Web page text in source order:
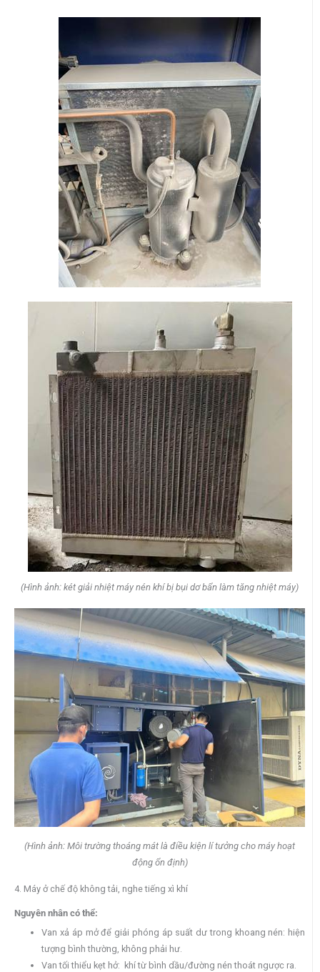
(Hình ảnh: két giải nhiệt máy nén khí bị bụi dơ bẩn làm tăng nhiệt máy)
(Hình ảnh: Môi trường thoáng mát là điều kiện lí tưởng cho máy hoạt
động ổn định)
4. Máy ở chế độ không tải, nghe tiếng xì khí
Nguyên nhân có thể:
Van xả áp mở để giải phóng áp suất dư trong khoang nén: hiện
tượng bình thường, không phải hư.
Van tối thiểu kẹt hở: khí từ bình dầu/đường nén thoát ngược ra.